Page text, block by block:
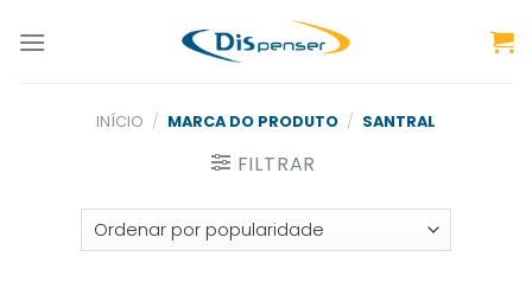
INÍCIO / MARCA DO PRODUTO / SANTRAL
FILTRAR